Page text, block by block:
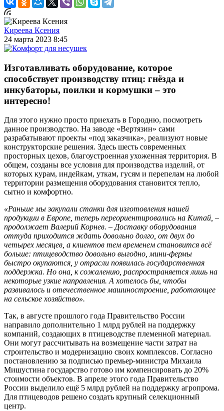
Киреева Ксения
24 марта 2023 8:45
Изготавливать оборудование, которое
способствует производству птиц: гнёзда и
инкубаторы, поилки и кормушки – это
интересно!
Для этого нужно просто приехать в Городню, посмотреть
данное производство. На заводе «Вертязин» сами
разрабатывают проекты «под заказчика», реализуют новые
конструкторские решения. Здесь шесть современных
просторных цехов, благоустроенная ухоженная территория. В
общем, созданы все условия для производства изделий, от
которых курам, индейкам, уткам, гусям и перепелам на любой
территории размещения оборудования становится тепло,
сытно и комфортно.
«Раньше мы закупали станки для изготовления нашей
продукции в Европе, теперь переориентировались на Китай, –
продолжает Валерий Корнев. – Доставку оборудования
оттуда приходится ждать довольно долго, от двух до
четырех месяцев, а клиентов тем временем становится всё
больше: птицеводство довольно выгодно, мини-фермы
быстро окупаются, у отрасли появилась государственная
поддержка. Но она, к сожалению, распространяется лишь на
некоторые узкие направления. А хотелось бы, чтобы
развивалось и отечественное машиностроение, работающее
на сельское хозяйство».
Так, в августе прошлого года Правительство России
направило дополнительно 1 млрд рублей на поддержку
компаний, создающих в птицеводстве племенной материал.
Они могут рассчитывать на возмещение части затрат на
строительство и модернизацию своих комплексов. Согласно
постановлению за подписью премьер-министра Михаила
Мишустина государство готово им компенсировать до 20%
стоимости объектов. В апреле этого года Правительство
России выделило ещё 5 млрд рублей на поддержку агропрома.
Для птицеводов решено создать крупный селекционный
центр.